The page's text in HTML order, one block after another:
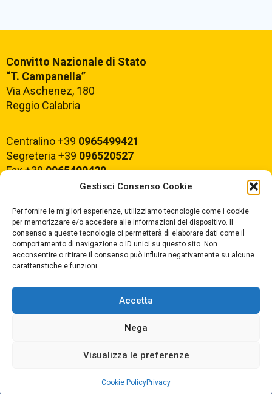
Gestisci Consenso Cookie
Per fornire le migliori esperienze, utilizziamo tecnologie come i cookie
per memorizzare e/o accedere alle informazioni del dispositivo. Il
consenso a queste tecnologie ci permetterà di elaborare dati come il
comportamento di navigazione o ID unici su questo sito. Non
acconsentire o ritirare il consenso può influire negativamente su alcune
caratteristiche e funzioni.
Accetta
Nega
Visualizza le preferenze
Cookie PolicyPrivacy
Convitto Nazionale di Stato
“T. Campanella”
Via Aschenez, 180
Reggio Calabria
Centralino +39 0965499421
Segreteria +39 096520527
Fax +390965499420
E-mail: rcvc010005@istruzione.it
PEC:rcvc010005@pec.istruzione.it
ORARIO DI APERTURA
Dal lunedì al Venerdì
dalle ore 07,00 alle ore 18,30
Copyright © 2025 Convitto Nazionale di Stato
Obiettivi di Accessibilità